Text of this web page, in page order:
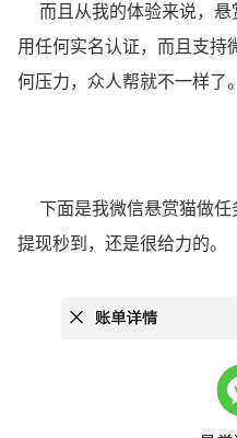
而且从我的体验来说，悬
用任何实名认证，而且支持
何压力，众人帮就不一样了。
下面是我微信悬赏猫做任
提现秒到，还是很给力的。